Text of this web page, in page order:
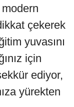
çekerek
yuvasını
için
ediyor,
yürekten